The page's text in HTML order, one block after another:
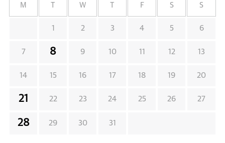
M W F S S
1 2 3 4 5 6
7 8 9 10 11 12 13
14 15 16 17 18 19 20
21 22 23 24 25 26 27
28 29 30 31